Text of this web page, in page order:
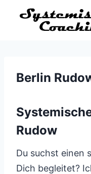
Inhalt
Berlin
Rudow
Du suchst einen
Dich begleitet?